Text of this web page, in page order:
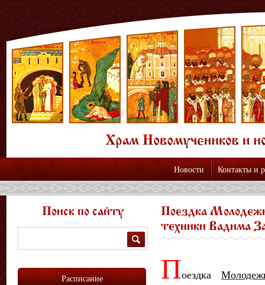
Новости Контакты и
Поездка
техники Вадима
Поездка
Поиск по сайту
Расписание